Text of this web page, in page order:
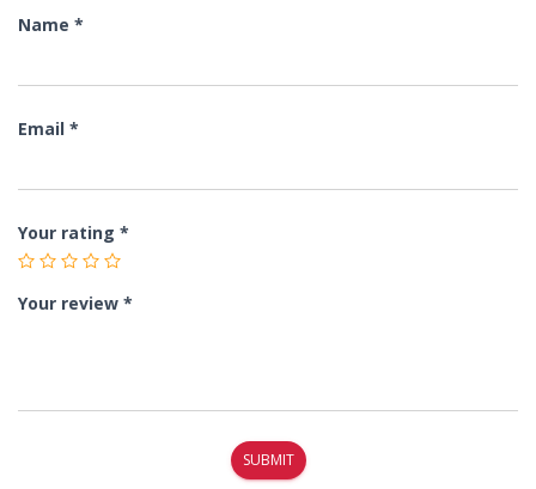
Name *
Email *
Your rating *
Your review *